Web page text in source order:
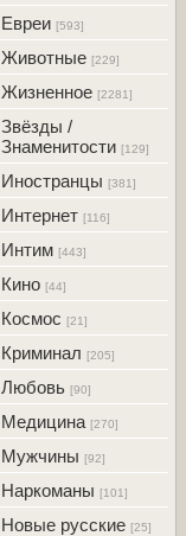
Евреи [593]
Животные [229]
Жизненное [2281]
Звёзды /
Знаменитости [129]
Иностранцы [381]
Интернет [116]
Интим [443]
Кино [44]
Космос [21]
Криминал [205]
Любовь [90]
Медицина [270]
Мужчины [92]
Наркоманы [101]
Новые русские [25]